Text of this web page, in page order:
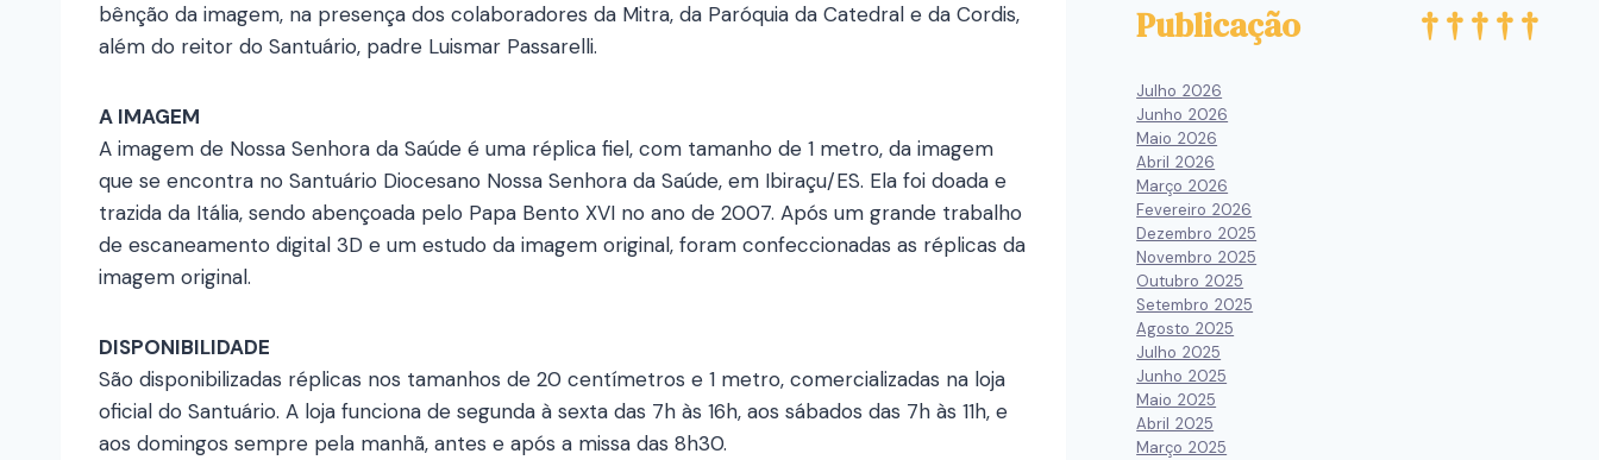
bênção da imagem, na presença dos colaboradores da Mitra, da Paróquia da Catedral e da Cordis,
além do reitor do Santuário, padre Luismar Passarelli.
A IMAGEM
A imagem de Nossa Senhora da Saúde é uma réplica fiel, com tamanho de 1 metro, da imagem
que se encontra no Santuário Diocesano Nossa Senhora da Saúde, em Ibiraçu/ES. Ela foi doada e
trazida da Itália, sendo abençoada pelo Papa Bento XVI no ano de 2007. Após um grande trabalho
de escaneamento digital 3D e um estudo da imagem original, foram confeccionadas as réplicas da
imagem original.
DISPONIBILIDADE
São disponibilizadas réplicas nos tamanhos de 20 centímetros e 1 metro, comercializadas na loja
oficial do Santuário. A loja funciona de segunda à sexta das 7h às 16h, aos sábados das 7h às 11h, e
aos domingos sempre pela manhã, antes e após a missa das 8h30.
Publicação
Julho 2026
Junho 2026
Maio 2026
Abril 2026
Março 2026
Fevereiro 2026
Dezembro 2025
Novembro 2025
Outubro 2025
Setembro 2025
Agosto 2025
Julho 2025
Junho 2025
Maio 2025
Abril 2025
Março 2025